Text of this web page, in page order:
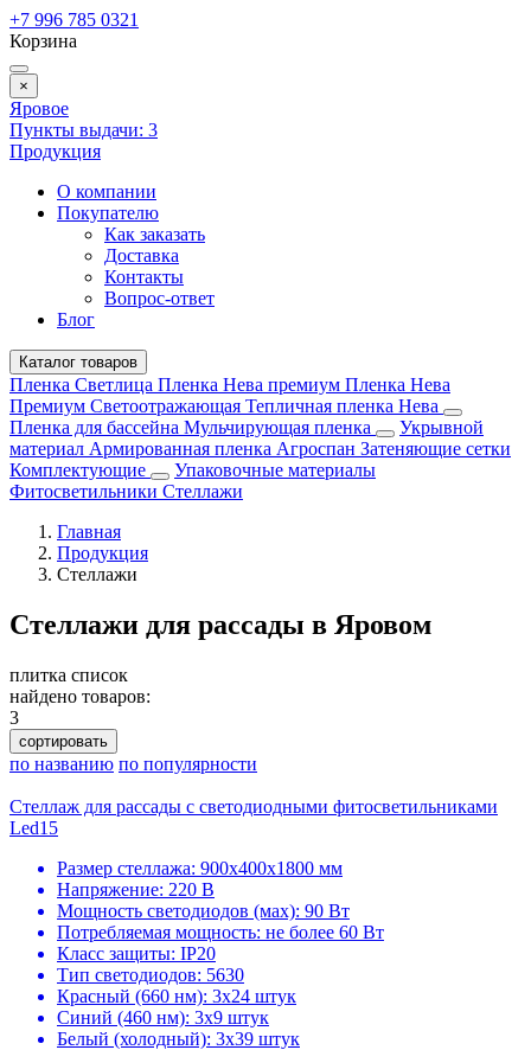
+7 996 785 0321
Корзина
×
Яровое
Пункты выдачи: 3
Продукция
О компании
Покупателю
Как заказать
Доставка
Контакты
Вопрос-ответ
Блог
Каталог товаров
Пленка Светлица Пленка Нева премиум Пленка Нева
Премиум Светоотражающая Тепличная пленка Нева
Пленка для бассейна Мульчирующая пленка
Укрывной
материал Армированная пленка Агроспан Затеняющие сетки
Комплектующие
Упаковочные материалы
Фитосветильники Стеллажи
Главная
Продукция
Стеллажи
Стеллажи для рассады в Яровом
плитка список
найдено товаров:
3
сортировать
по названию по популярности
Стеллаж для рассады с светодиодными фитосветильниками
Led15
Размер стеллажа: 900х400х1800 мм
Напряжение: 220 В
Мощность светодиодов (мах): 90 Вт
Потребляемая мощность: не более 60 Вт
Класс защиты: IP20
Тип светодиодов: 5630
Красный (660 нм): 3х24 штук
Синий (460 нм): 3х9 штук
Белый (холодный): 3х39 штук